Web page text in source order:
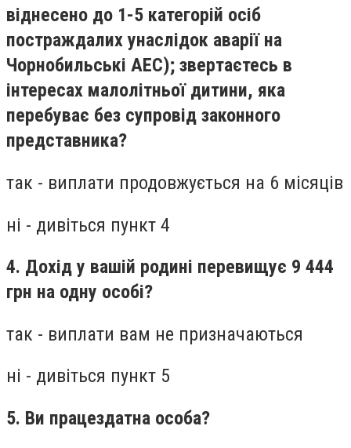
віднесено до 1-5 категорій осіб
постраждалих унаслідок аварії на
Чорнобильські АЕС); звертаєтесь в
інтересах малолітньої дитини, яка
перебуває без супровід законного
представника?
так - виплати продовжується на 6 місяців
ні - дивіться пункт 4
4. Дохід у вашій родині перевищує 9 444
грн на одну особі?
так - виплати вам не призначаються
ні - дивіться пункт 5
5. Ви працездатна особа?